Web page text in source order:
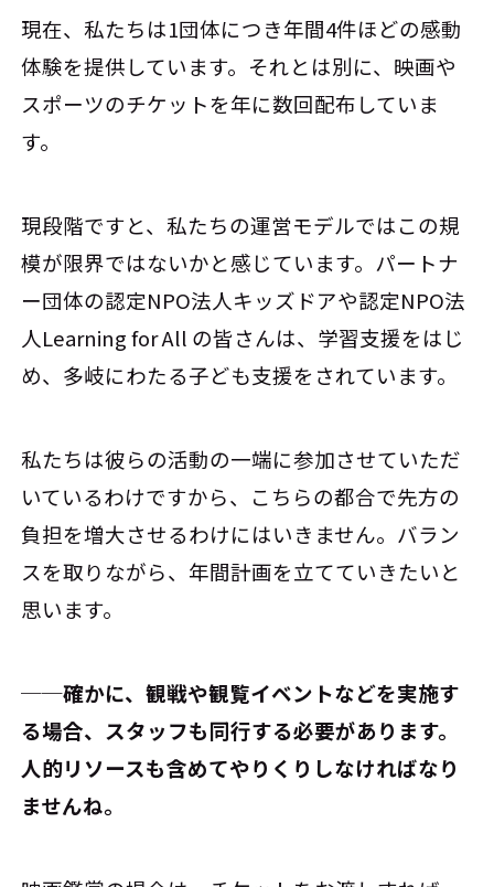
現在、私たちは1団体につき年間4件ほどの感動
体験を提供しています。それとは別に、映画や
スポーツのチケットを年に数回配布していま
す。
現段階ですと、私たちの運営モデルではこの規
模が限界ではないかと感じています。パートナ
ー団体の認定NPO法人キッズドアや認定NPO法
人Learning for All の皆さんは、学習支援をはじ
め、多岐にわたる子ども支援をされています。
私たちは彼らの活動の一端に参加させていただ
いているわけですから、こちらの都合で先方の
負担を増大させるわけにはいきません。バラン
スを取りながら、年間計画を立てていきたいと
思います。
──確かに、観戦や観覧イベントなどを実施す
る場合、スタッフも同行する必要があります。
人的リソースも含めてやりくりしなければなり
ませんね。